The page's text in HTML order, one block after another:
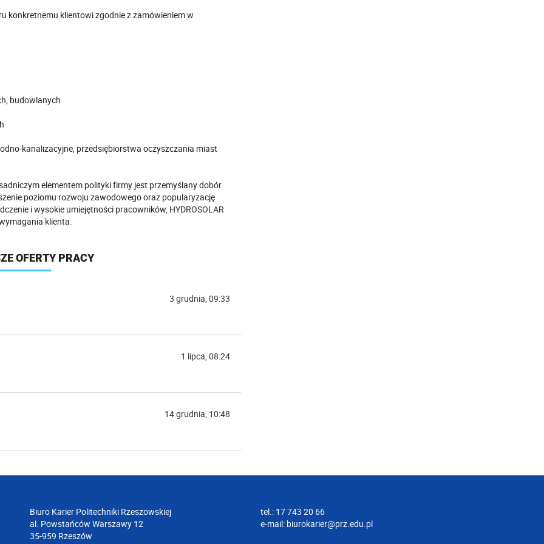
konkretnemu klientowi zgodnie z zamówieniem w
budowlanych
kanalizacyjne, przedsiębiorstwa oczyszczania miast
elementem polityki firmy jest przemyślany dobór
poziomu rozwoju zawodowego oraz popularyzację
i wysokie umiejętności pracowników, HYDROSOLAR
klienta.
OFERTY PRACY
3 grudnia, 09:33
1 lipca, 08:24
14 grudnia, 10:48
Biuro Karier Politechniki Rzeszowskiej
al. Powstańców Warszawy 12
35-959 Rzeszów
tel.: 17 743 20 66
e-mail: biurokarier@prz.edu.pl